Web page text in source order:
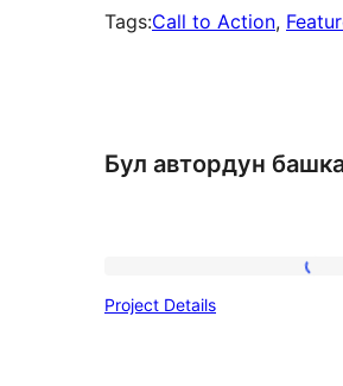
Tags:Call to Action,
Бул автордун
Project Details